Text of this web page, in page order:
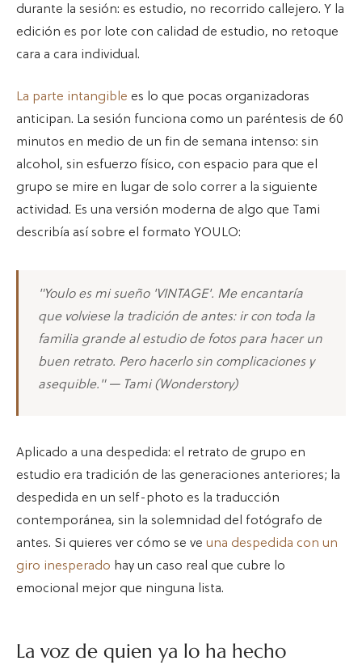
durante la sesión: es estudio, no recorrido callejero. Y la
edición es por lote con calidad de estudio, no retoque
cara a cara individual.
La parte intangible es lo que pocas organizadoras
anticipan. La sesión funciona como un paréntesis de 60
minutos en medio de un fin de semana intenso: sin
alcohol, sin esfuerzo físico, con espacio para que el
grupo se mire en lugar de solo correr a la siguiente
actividad. Es una versión moderna de algo que Tami
describía así sobre el formato YOULO:
"Youlo es mi sueño 'VINTAGE'. Me encantaría
que volviese la tradición de antes: ir con toda la
familia grande al estudio de fotos para hacer un
buen retrato. Pero hacerlo sin complicaciones y
asequible." — Tami (Wonderstory)
Aplicado a una despedida: el retrato de grupo en
estudio era tradición de las generaciones anteriores; la
despedida en un self-photo es la traducción
contemporánea, sin la solemnidad del fotógrafo de
antes. Si quieres ver cómo se ve una despedida con un
giro inesperado hay un caso real que cubre lo
emocional mejor que ninguna lista.
La voz de quien ya lo ha hecho